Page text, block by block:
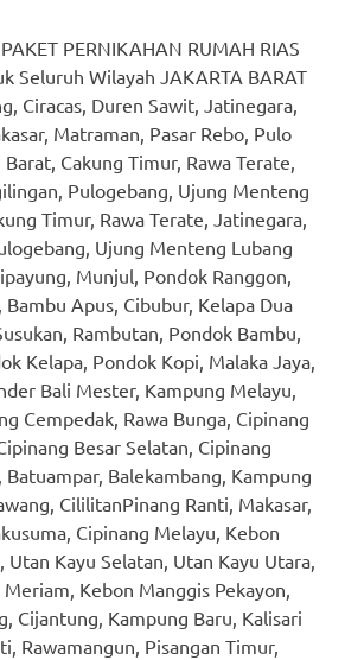
.
PERNIKAHAN RUMAH RIAS
Seluruh Wilayah JAKARTA BARAT
Ciracas, Duren Sawit, Jatinegara,
Matraman, Pasar Rebo, Pulo
Barat, Cakung Timur, Rawa Terate,
Pulogebang, Ujung Menteng
Timur, Rawa Terate, Jatinegara,
Ujung Menteng Lubang
Munjul, Pondok Ranggon,
Bambu Apus, Cibubur, Kelapa Dua
Rambutan, Pondok Bambu,
Kelapa, Pondok Kopi, Malaka Jaya,
Bali Mester, Kampung Melayu,
Cempedak, Rawa Bunga, Cipinang
Besar Selatan, Cipinang
Balekambang, Kampung
CililitanPinang Ranti, Makasar,
Cipinang Melayu, Kebon
Utan Kayu Selatan, Utan Kayu Utara,
Meriam, Kebon Manggis Pekayon,
Cijantung, Kampung Baru, Kalisari
Rawamangun, Pisangan Timur,